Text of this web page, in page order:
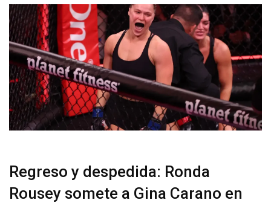
Regreso y despedida: Ronda
Rousey somete a Gina Carano en